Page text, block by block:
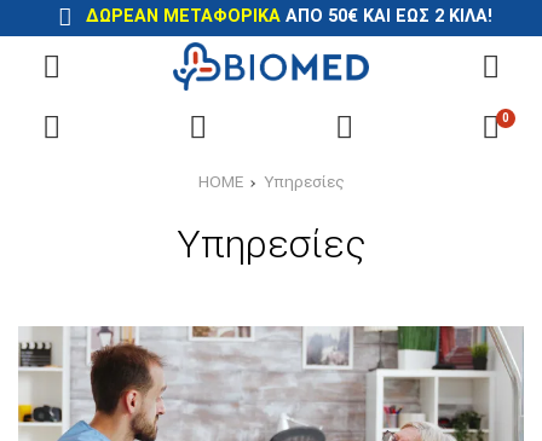
ΔΩΡΕΑΝ ΜΕΤΑΦΟΡΙΚΑΑΠΟ 50€ ΚΑΙ ΕΩΣ 2 ΚΙΛΑ!
0
HOME Υπηρεσίες
Υπηρεσίες